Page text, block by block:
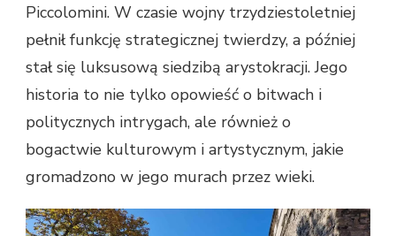
Piccolomini. W czasie wojny trzydziestoletniej
pełnił funkcję strategicznej twierdzy, a później
stał się luksusową siedzibą arystokracji. Jego
historia to nie tylko opowieść o bitwach i
politycznych intrygach, ale również o
bogactwie kulturowym i artystycznym, jakie
gromadzono w jego murach przez wieki.